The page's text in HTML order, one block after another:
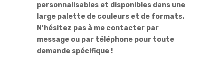
personnalisables et disponibles dans une
large palette de couleurs et de formats.
N’hésitez pas à me contacter par
message ou par téléphone pour toute
demande spécifique !